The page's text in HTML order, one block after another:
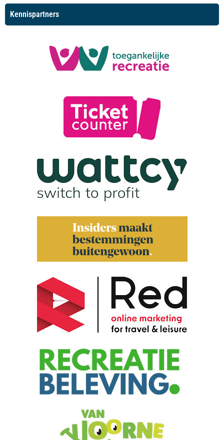
Kennispartners